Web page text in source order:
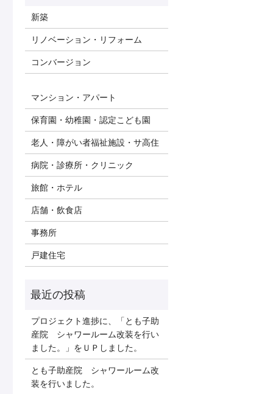
新築
リノベーション・リフォーム
コンバージョン
マンション・アパート
保育園・幼稚園・認定こども園
老人・障がい者福祉施設・サ高住
病院・診療所・クリニック
旅館・ホテル
店舗・飲食店
事務所
戸建住宅
プロジェクト進捗に、「とも子助
産院 シャワールーム改装を行い
ました。」をＵＰしました。
とも子助産院 シャワールーム改
装を行いました。